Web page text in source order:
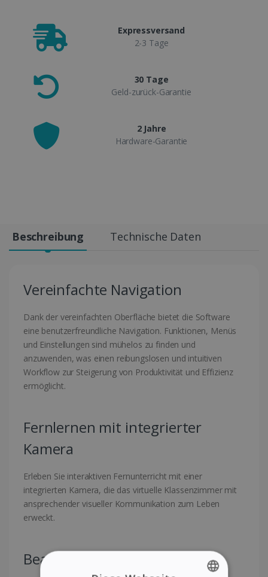
Expressversand
2-3 Tage
30 Tage
Geld-zurück-Garantie
2 Jahre
Hardware-Garantie
Beschreibung Technische Daten
Vereinfachte Navigation
Dank der vereinfachten Oberfläche bietet die Software
eine benutzerfreundliche Navigation. Funktionen, Menüs
und Einstellungen sind mühelos zu finden und
anzuwenden, was einen reibungslosen und intuitiven
Workflow zur Steigerung von Produktivität und Effizienz
ermöglicht.
Fernlernen mit integrierter
Kamera
Erleben Sie interaktiven Fernunterricht mit einer
integrierten Kamera, die das virtuelle Klassenzimmer mit
ansprechender visueller Kommunikation zum Leben
erweckt.
Bearbeitbarer Text